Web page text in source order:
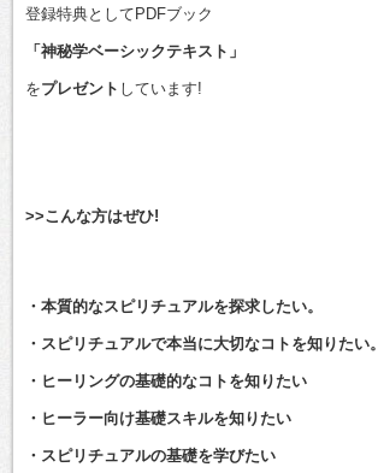
登録特典としてPDFブック
「神秘学ベーシックテキスト」
をプレゼント しています!
>>こんな方はぜひ!
・本質的なスピリチュアルを探求したい。
・スピリチュアルで本当に大切なコトを知りたい。
・ヒーリングの基礎的なコトを知りたい
・ヒーラー向け基礎スキルを知りたい
・スピリチュアルの基礎を学びたい